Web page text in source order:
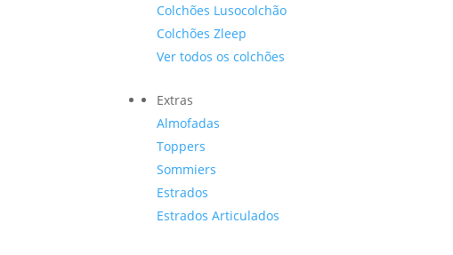
Colchões Lusocolchão
Colchões Zleep
Ver todos os colchões
Extras
Almofadas
Toppers
Sommiers
Estrados
Estrados Articulados